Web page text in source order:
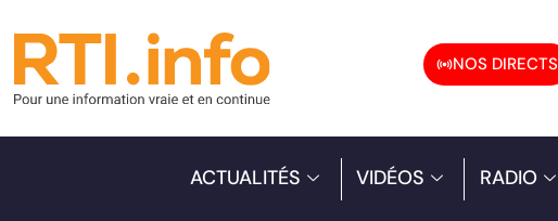
NOS DIRECTS
ACTUALITÉS VIDÉOS RADIO